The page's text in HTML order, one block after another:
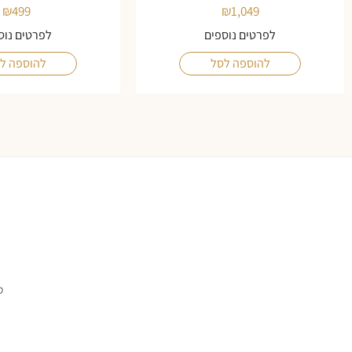
₪1,049
לפרטים נוספים
להוספה לסל
₪499
לפרטים
להוספה